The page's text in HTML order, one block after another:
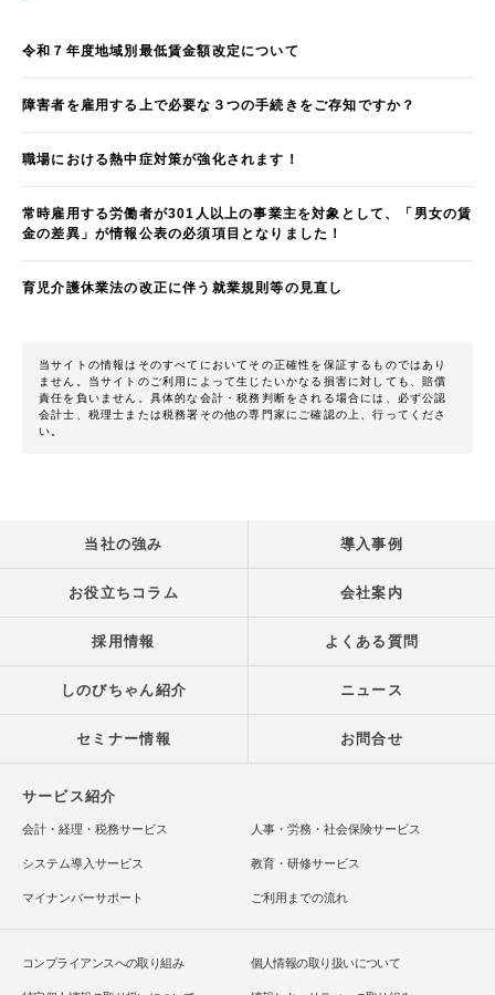
令和７年度地域別最低賃金額改定について
障害者を雇用する上で必要な３つの手続きをご存知ですか？
職場における熱中症対策が強化されます！
常時雇用する労働者が301人以上の事業主を対象として、「男女の賃
金の差異」が情報公表の必須項目となりました！
育児介護休業法の改正に伴う就業規則等の見直し
当サイトの情報はそのすべてにおいてその正確性を保証するものではあり
ません。当サイトのご利用によって生じたいかなる損害に対しても、賠償
責任を負いません。具体的な会計・税務判断をされる場合には、必ず公認
会計士、税理士または税務署その他の専門家にご確認の上、行ってくださ
い。
当社の強み 導入事例
お役立ちコラム 会社案内
採用情報 よくある質問
しのびちゃん紹介 ニュース
セミナー情報 お問合せ
サービス紹介
会計・経理・税務サービス 人事・労務・社会保険サービス
システム導入サービス 教育・研修サービス
マイナンバーサポート ご利用までの流れ
コンプライアンスへの取り組み 個人情報の取り扱いについて